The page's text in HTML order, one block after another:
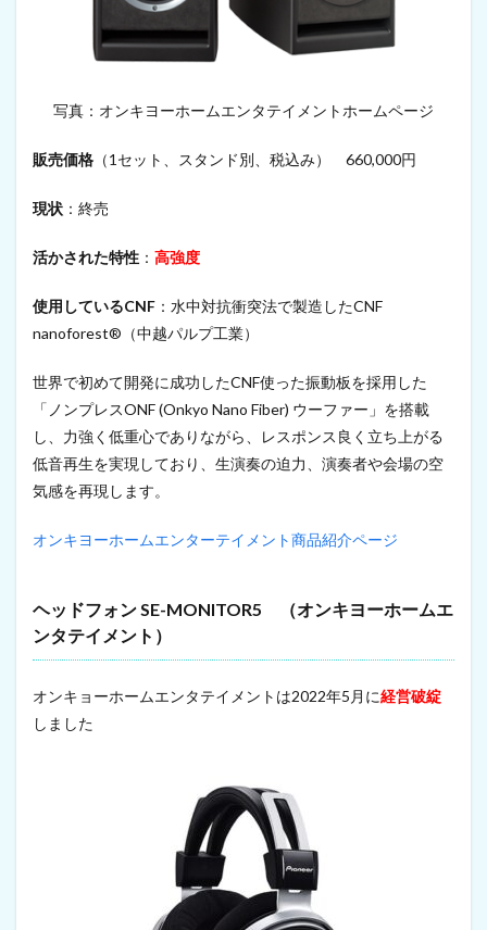
写真：オンキヨーホームエンタテイメントホームページ
販売価格 （1セット、スタンド別、税込み） 660,000円
現状 ：終売
活かされた特性 ： 高強度
使用しているCNF ：水中対抗衝突法で製造したCNF
nanoforest®（中越パルプ工業）
世界で初めて開発に成功したCNF使った振動板を採用した
「ノンプレスONF (Onkyo Nano Fiber) ウーファー」を搭載
し、力強く低重心でありながら、レスポンス良く立ち上がる
低音再生を実現しており、生演奏の迫力、演奏者や会場の空
気感を再現します。
オンキヨーホームエンターテイメント商品紹介ページ
ヘッドフォン SE-MONITOR5 （オンキヨーホームエ
ンタテイメント）
オンキョーホームエンタテイメントは2022年5月に経営破綻
しました